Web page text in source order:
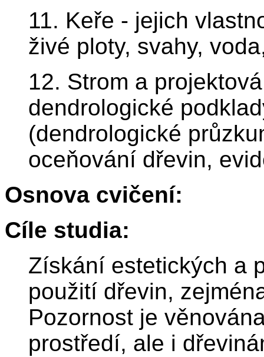
11. Keře - jejich
živé ploty, svahy,
12. Strom a
dendrologické
(dendrologické
oceňování dřevin,
Osnova cvičení:
Cíle studia:
Získání estetických a
použití dřevin,
Pozornost je
prostředí, ale i